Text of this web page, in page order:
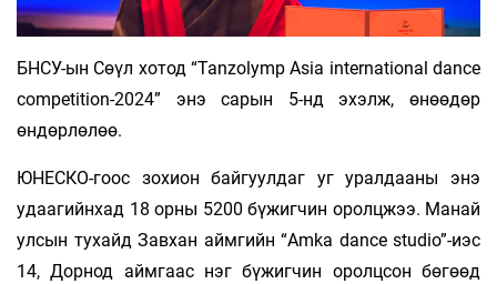
БНСУ-ын Сөүл хотод “Tanzolymp Asia international dance
competition-2024” энэ сарын 5-нд эхэлж, өнөөдөр
өндөрлөлөө.
ЮНЕСКО-гоос зохион байгуулдаг уг уралдааны энэ
удаагийнхад 18 орны 5200 бүжигчин оролцжээ. Манай
улсын тухайд Завхан аймгийн “Amka dance studio”-иэс
14, Дорнод аймгаас нэг бүжигчин оролцсон бөгөөд